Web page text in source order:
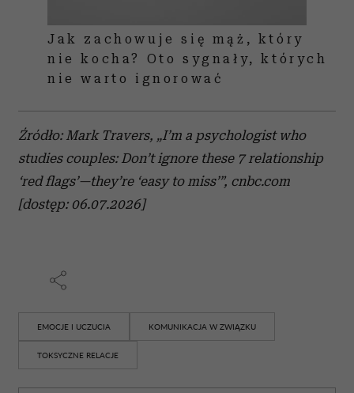
Jak zachowuje się mąż, który
nie kocha? Oto sygnały, których
nie warto ignorować
Źródło: Mark Travers, „I’m a psychologist who
studies couples: Don’t ignore these 7 relationship
‘red flags’—they’re ‘easy to miss’”, cnbc.com
[dostęp: 06.07.2026]
EMOCJE I UCZUCIA KOMUNIKACJA W ZWIĄZKU
TOKSYCZNE RELACJE